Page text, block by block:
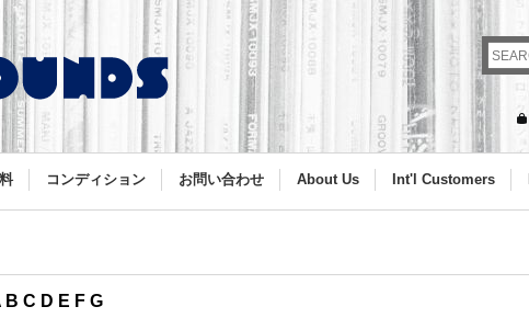
コンディション お問い合わせ About Us Int'l Customers
B C D E F G